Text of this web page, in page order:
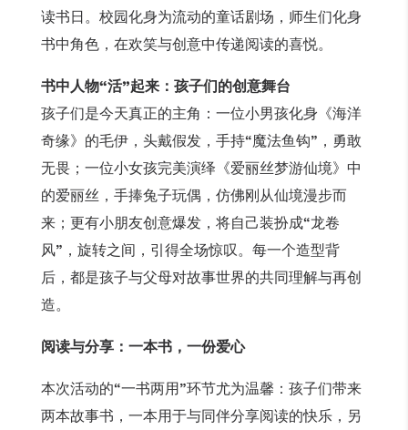
读书日。校园化身为流动的童话剧场，师生们化身
书中角色，在欢笑与创意中传递阅读的喜悦。
书中人物“活”起来：孩子们的创意舞台
孩子们是今天真正的主角：一位小男孩化身《海洋
奇缘》的毛伊，头戴假发，手持“魔法鱼钩”，勇敢
无畏；一位小女孩完美演绎《爱丽丝梦游仙境》中
的爱丽丝，手捧兔子玩偶，仿佛刚从仙境漫步而
来；更有小朋友创意爆发，将自己装扮成“龙卷
风”，旋转之间，引得全场惊叹。每一个造型背
后，都是孩子与父母对故事世界的共同理解与再创
造。
阅读与分享：一本书，一份爱心
本次活动的“一书两用”环节尤为温馨：孩子们带来
两本故事书，一本用于与同伴分享阅读的快乐，另